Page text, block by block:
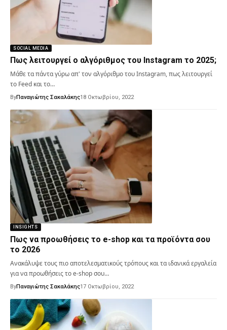
SOCIAL MEDIA
Πως λειτουργεί ο αλγόριθμος του Instagram το 2025;
Μάθε τα πάντα γύρω απ' τον αλγόριθμο του Instagram, πως λειτουργεί
το Feed και το…
ByΠαναγιώτης Σακαλάκης18 Οκτωβρίου, 2022
INSIGHTS
Πως να προωθήσεις το e-shop και τα προϊόντα σου
το 2026
Ανακάλυψε τους πιο αποτελεσματικούς τρόπους και τα ιδανικά εργαλεία
για να προωθήσεις το e-shop σου…
ByΠαναγιώτης Σακαλάκης17 Οκτωβρίου, 2022